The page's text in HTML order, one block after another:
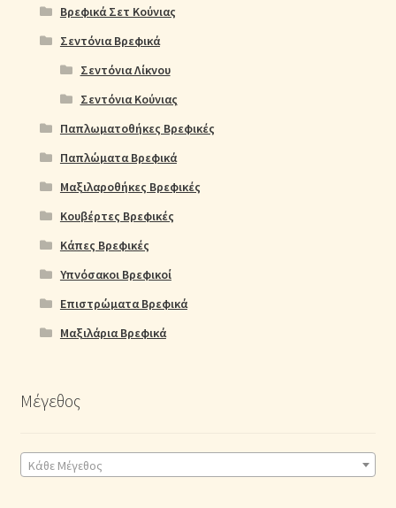
Βρεφικά Σετ Κούνιας
Σεντόνια Βρεφικά
Σεντόνια Λίκνου
Σεντόνια Κούνιας
Παπλωματοθήκες Βρεφικές
Παπλώματα Βρεφικά
Μαξιλαροθήκες Βρεφικές
Κουβέρτες Βρεφικές
Κάπες Βρεφικές
Υπνόσακοι Βρεφικοί
Επιστρώματα Βρεφικά
Μαξιλάρια Βρεφικά
Μέγεθος
Κάθε Μέγεθος